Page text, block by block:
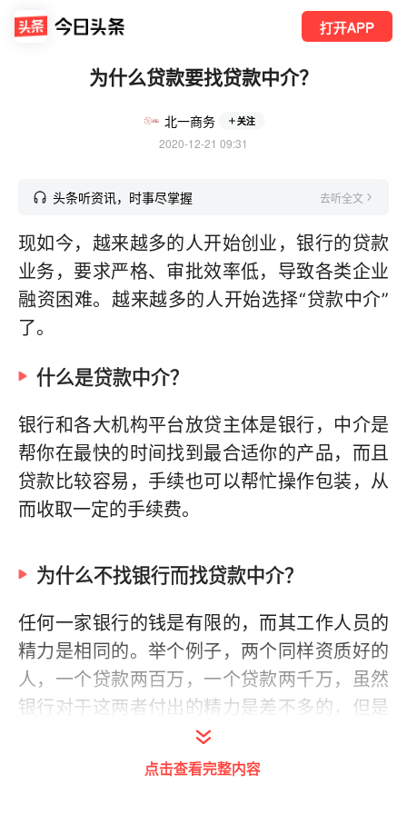
打开APP
为什么贷款要找贷款中介？
北一商务 关注
2020-12-21 09:31
头条听资讯，时事尽掌握 去听全文
现如今，越来越多的人开始创业，银行的贷款
业务，要求严格、审批效率低，导致各类企业
融资困难。越来越多的人开始选择“贷款中介”
了。
什么是贷款中介？
银行和各大机构平台放贷主体是银行，中介是
帮你在最快的时间找到最合适你的产品，而且
贷款比较容易，手续也可以帮忙操作包装，从
而收取一定的手续费。
为什么不找银行而找贷款中介？
任何一家银行的钱是有限的，而其工作人员的
精力是相同的。举个例子，两个同样资质好的
人，一个贷款两百万，一个贷款两千万，虽然
银行对于这两者付出的精力是差不多的，但是
其中的收益是有很大的差别的，故而银行肯定
是优先考虑办理两千万贷款的客户。作为普通
点击查看完整内容